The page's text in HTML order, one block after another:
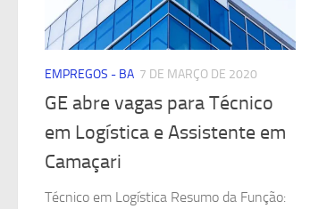
EMPREGOS - BA 7 DE MARÇO DE 2020
GE abre vagas para Técnico
em Logística e Assistente em
Camaçari
Técnico em Logística Resumo da Função: